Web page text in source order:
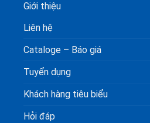
Giới thiệu
Liên hệ
Cataloge – Báo giá
Tuyển dụng
Khách hàng tiêu biểu
Hỏi đáp